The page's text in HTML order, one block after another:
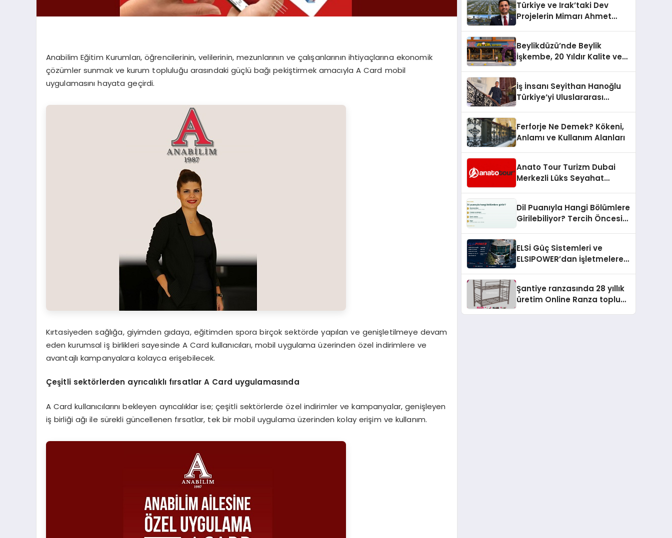
Anabilim Eğitim Kurumları, öğrencilerinin, velilerinin, mezunlarının ve çalışanlarının ihtiyaçlarına ekonomik
çözümler sunmak ve kurum topluluğu arasındaki güçlü bağı pekiştirmek amacıyla A Card mobil
uygulamasını hayata geçirdi.
Kırtasiyeden sağlığa, giyimden gıdaya, eğitimden spora birçok sektörde yapılan ve genişletilmeye devam
eden kurumsal iş birlikleri sayesinde A Card kullanıcıları, mobil uygulama üzerinden özel indirimlere ve
avantajlı kampanyalara kolayca erişebilecek.
Çeşitli sektörlerden ayrıcalıklı fırsatlar A Card uygulamasında
A Card kullanıcılarını bekleyen ayrıcalıklar ise; çeşitli sektörlerde özel indirimler ve kampanyalar, genişleyen
iş birliği ağı ile sürekli güncellenen fırsatlar, tek bir mobil uygulama üzerinden kolay erişim ve kullanım.
Türkiye ve Irak’taki Dev
Projelerin Mimarı Ahmet
Holding Industrial City”
Projesini Hayata Geçirecek
Beylikdüzü’nde Beylik
İşkembe, 20 Yıldır Kalite ve
İş İnsanı Seyithan Hanoğlu
Türkiye’yi Uluslararası
Ferforje Ne Demek? Kökeni,
Anlamı ve Kullanım Alanları
Anato Tour Turizm Dubai
Merkezli Lüks Seyahat
Dil Puanıyla Hangi Bölümlere
Girilebiliyor? Tercih Öncesi
ELSİ Güç Sistemleri ve
ELSIPOWER’dan İşletmelere
Şantiye ranzasında 28 yıllık
üretim Online Ranza toplu